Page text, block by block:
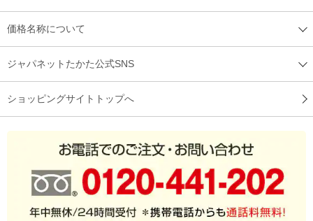
価格名称について
ジャパネットたかた公式SNS
ショッピングサイトトップへ